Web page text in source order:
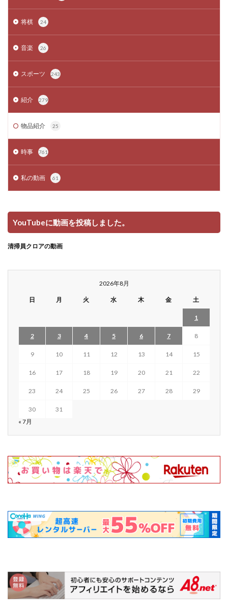
将棋 24
音楽 26
スポーツ 243
紹介 279
物品紹介 25
時事 761
私の動画 61
YouTubeに動画を投稿しました。
清掃員クロアの動画
2026年8月
日 月 火 水 木 金 土
1
2 3 4 5 6 7 8
9 10 11 12 13 14 15
16 17 18 19 20 21 22
23 24 25 26 27 28 29
30
31
« 7月